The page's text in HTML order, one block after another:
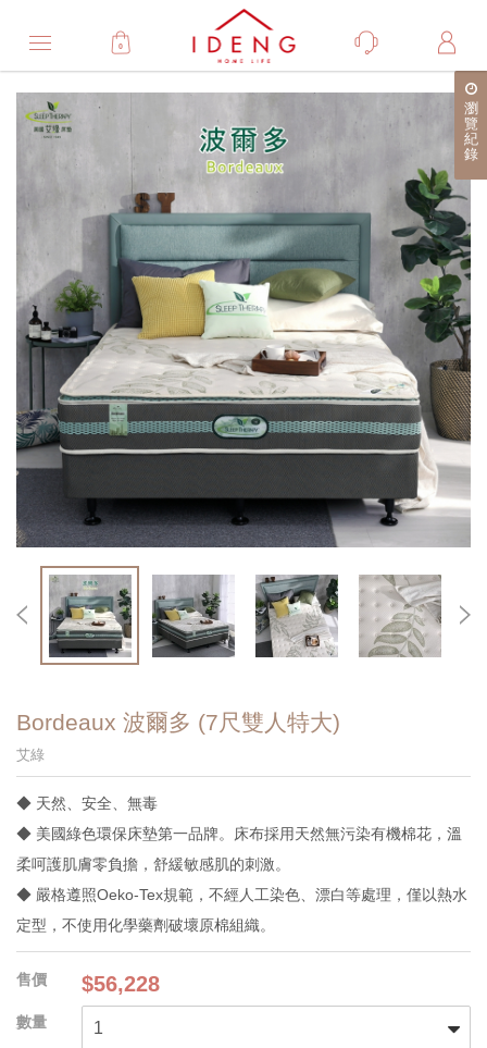
0
瀏
覽
紀
錄
Product
產
品
詳
細
介
紹
Bordeaux 波爾多 (7尺雙人特大)
艾綠
◆ 天然、安全、無毒
◆ 美國綠色環保床墊第一品牌。床布採用天然無污染有機棉花，溫
柔呵護肌膚零負擔，舒緩敏感肌的刺激。
◆ 嚴格遵照Oeko-Tex規範，不經人工染色、漂白等處理，僅以熱水
定型，不使用化學藥劑破壞原棉組織。
$56,228